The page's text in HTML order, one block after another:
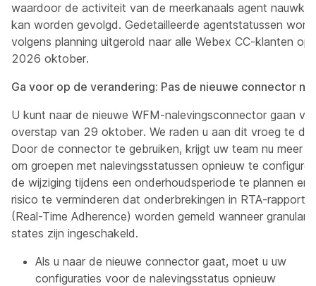
waardoor de activiteit van de meerkanaals agent
kan worden gevolgd. Gedetailleerde agentstatussen
volgens planning uitgerold naar alle Webex CC-klanten op
2026 oktober.
Ga voor op de verandering: Pas de nieuwe connector nu
U kunt naar de nieuwe WFM-nalevingsconnector gaan
overstap van 29 oktober. We raden u aan dit vroeg te
Door de connector te gebruiken, krijgt uw team nu meer
om groepen met nalevingsstatussen opnieuw te
de wijziging tijdens een onderhoudsperiode te plannen en
risico te verminderen dat onderbrekingen in RTA-
(Real-Time Adherence) worden gemeld wanneer granular
states zijn ingeschakeld.
Als u naar de nieuwe connector gaat, moet u uw
configuraties voor de nalevingsstatus opnieuw